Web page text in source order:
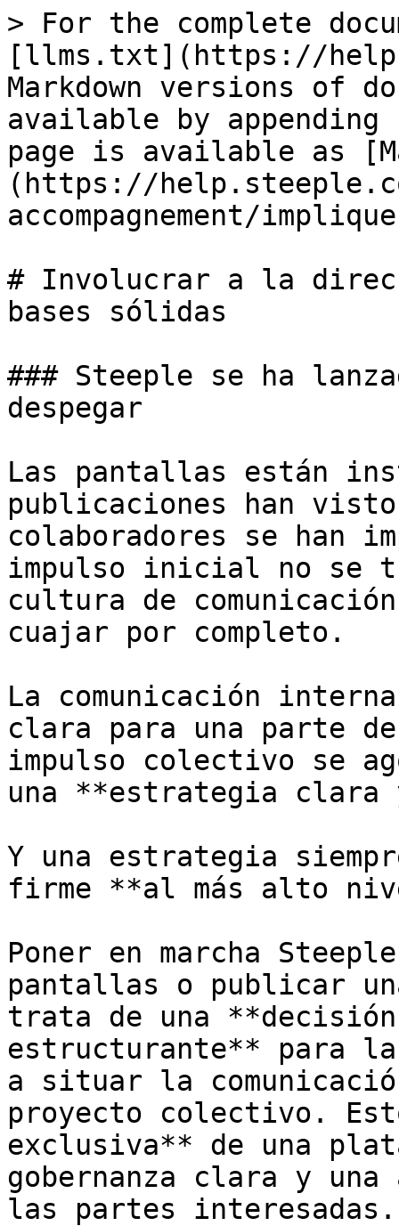
> For the complete
[llms.txt](https://
Markdown versions of
available by
page is available as
(https://
accompagnement/
# Involucrar a la
bases sólidas
### Steeple se ha
despegar
Las pantallas están
publicaciones han
colaboradores se han
impulso inicial no se
cultura de
cuajar por completo.
La comunicación
clara para una parte
impulso colectivo se
una **estrategia clara
Y una estrategia
firme **al más alto
Poner en marcha
pantallas o publicar
trata de una
estructurante** para la
a situar la
proyecto colectivo.
exclusiva** de una
gobernanza clara y
las partes interesadas.